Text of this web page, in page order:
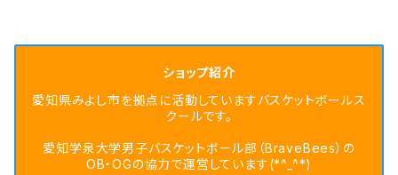
ショップ紹介
愛知県みよし市を拠点に活動していますバスケットボールス
クールです。
愛知学泉大学男子バスケットボール部（BraveBees）の
OB・OGの協力で運営しています(*^_^*)